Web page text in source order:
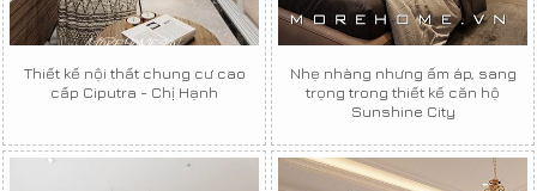
Thiết kế nội thất chung cư cao
cấp Ciputra - Chị Hạnh
Nhẹ nhàng nhưng ấm áp, sang
trọng trong thiết kế căn hộ
Sunshine City